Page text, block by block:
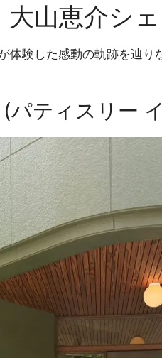
大山恵介シ
体験した感動の軌跡を辿
ティスリー